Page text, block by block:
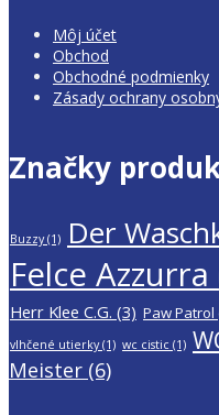
Môj účet
Obchod
Obchodné podmienky
Zásady ochrany
Značky
Buzzy(1) Der
Felce Azzurra
Herr Klee C.G. (3) Paw Patrol
vlhčené utierky(1) wc cistic (1)
Meister (6)